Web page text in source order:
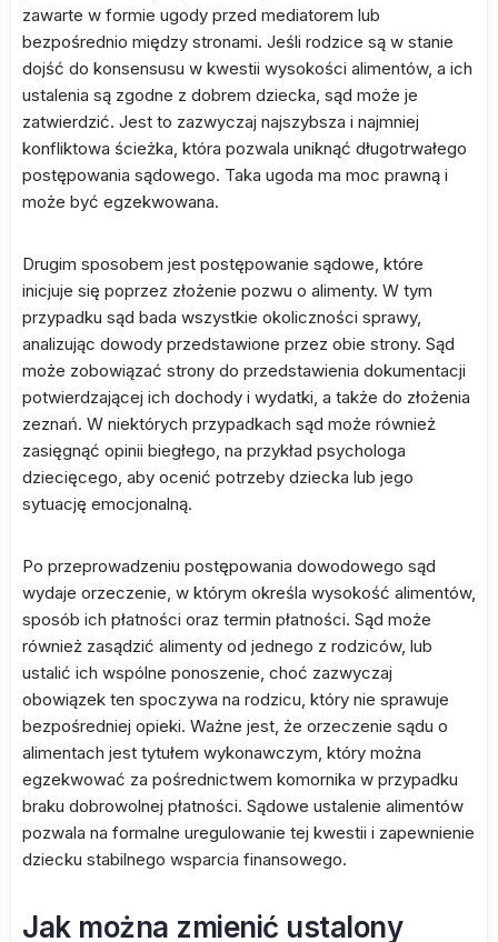
zawarte w formie ugody przed mediatorem lub
bezpośrednio między stronami. Jeśli rodzice są w stanie
dojść do konsensusu w kwestii wysokości alimentów, a ich
ustalenia są zgodne z dobrem dziecka, sąd może je
zatwierdzić. Jest to zazwyczaj najszybsza i najmniej
konfliktowa ścieżka, która pozwala uniknąć długotrwałego
postępowania sądowego. Taka ugoda ma moc prawną i
może być egzekwowana.
Drugim sposobem jest postępowanie sądowe, które
inicjuje się poprzez złożenie pozwu o alimenty. W tym
przypadku sąd bada wszystkie okoliczności sprawy,
analizując dowody przedstawione przez obie strony. Sąd
może zobowiązać strony do przedstawienia dokumentacji
potwierdzającej ich dochody i wydatki, a także do złożenia
zeznań. W niektórych przypadkach sąd może również
zasięgnąć opinii biegłego, na przykład psychologa
dziecięcego, aby ocenić potrzeby dziecka lub jego
sytuację emocjonalną.
Po przeprowadzeniu postępowania dowodowego sąd
wydaje orzeczenie, w którym określa wysokość alimentów,
sposób ich płatności oraz termin płatności. Sąd może
również zasądzić alimenty od jednego z rodziców, lub
ustalić ich wspólne ponoszenie, choć zazwyczaj
obowiązek ten spoczywa na rodzicu, który nie sprawuje
bezpośredniej opieki. Ważne jest, że orzeczenie sądu o
alimentach jest tytułem wykonawczym, który można
egzekwować za pośrednictwem komornika w przypadku
braku dobrowolnej płatności. Sądowe ustalenie alimentów
pozwala na formalne uregulowanie tej kwestii i zapewnienie
dziecku stabilnego wsparcia finansowego.
Jak można zmienić ustalony